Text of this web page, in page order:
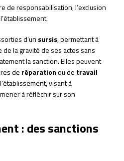
de responsabilisation, l’exclusion
d’un sursis, permettant à
la gravité de ses actes sans
la sanction. Elles peuvent
de réparationou de travail
visant à
à réfléchir sur son
: des sanctions